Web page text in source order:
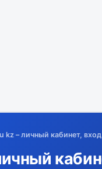
kz – личный кабинет,